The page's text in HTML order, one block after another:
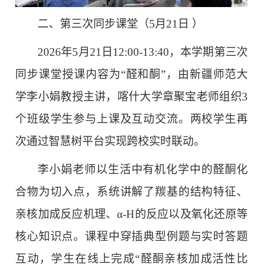
二、第三次同步课堂（5月21日 ）
2026年5月21日12:00-13:40，本学期第三次
同步课堂授课内容为“醛和酮”，由新疆师范大
学李小娟教授主讲，喀什大学章聚宝老师组织3
个班级学生参与上课及互动交流。两校学生再
次通过智慧树平台实现跨校实时联动。
李小娟老师以生活中有机化学中的醛酮化
合物为切入点，系统讲解了羰基的结构特征、
亲核加成反应机理、α-H的反应以及氧化还原等
核心知识点。课程中穿插典型例题与实时答题
互动，学生在线上完成“醛酮亲核加成活性比